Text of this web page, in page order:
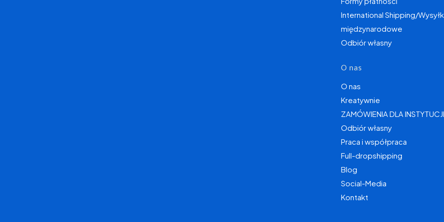
International Shipping/
międzynarodowe
Odbiór własny
O nas
O nas
Kreatywnie
ZAMÓWIENIA DLA INSTYTUCJI
Odbiór własny
Praca i współpraca
Full-dropshipping
Blog
Social-Media
Kontakt